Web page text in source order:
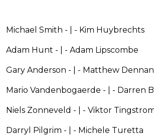
Michael Smith - | - Kim Huybrechts
Adam Hunt - | - Adam Lipscombe
Gary Anderson - | - Matthew
Mario Vandenbogaerde - | - Darren
Niels Zonneveld - | - Viktor
Darryl Pilgrim - | - Michele Turetta